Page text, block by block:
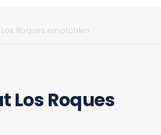
Roques empfohlen
Los Roques